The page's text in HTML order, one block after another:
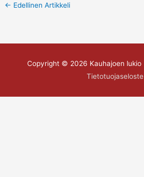
← Edellinen Artikkeli
Copyright © 2026 Kauhajoen lukio
Tietotuojaseloste